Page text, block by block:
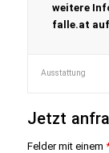
weitere
falle.at auf
Ausstattung
Jetzt
Felder mit einem